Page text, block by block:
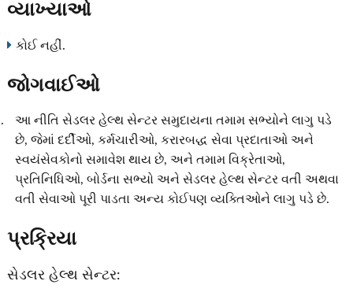
વ્યાખ્યાઓ
કોઈ નહીં.
જોગવાઈઓ
આ નીતિ સેડલર હેલ્થ સેન્ટર સમુદાયના તમામ સભ્યોને લાગુ પડે
છે, જેમાં દર્દીઓ, કર્મચારીઓ, કરારબદ્ધ સેવા પ્રદાતાઓ અને
સ્વયંસેવકોનો સમાવેશ થાય છે, અને તમામ વિક્રેતાઓ,
પ્રતિનિધિઓ, બોર્ડના સભ્યો અને સેડલર હેલ્થ સેન્ટર વતી અથવા
વતી સેવાઓ પૂરી પાડતા અન્ય કોઈપણ વ્યક્તિઓને લાગુ પડે છે.
પ્રક્રિયા
સેડલર હેલ્થ સેન્ટર: